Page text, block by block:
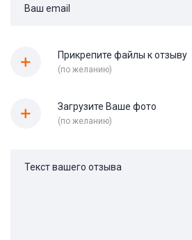
Ваш email
Прикрепите файлы к отзыву
(по желанию)
Загрузите Ваше фото
(по желанию)
Текст вашего отзыва